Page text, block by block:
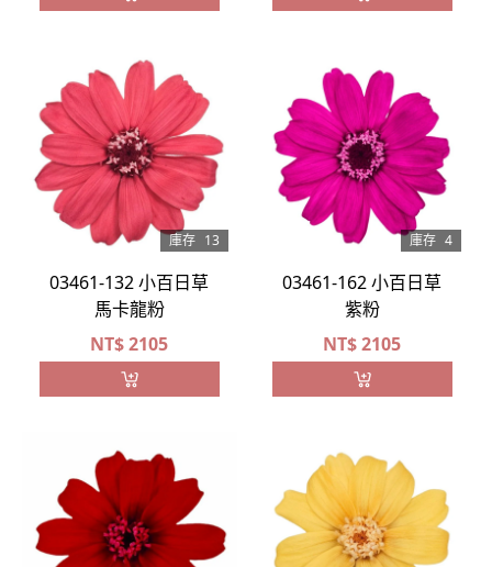
庫存 13
03461-132 小百日草
馬卡龍粉
NT$2105
庫存 4
03461-162 小百日草
紫粉
NT$2105